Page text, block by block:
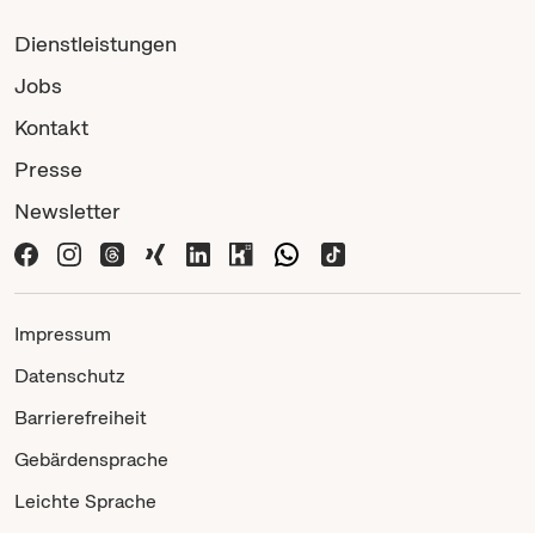
Dienstleistungen
Jobs
Kontakt
Presse
Newsletter
Impressum
Datenschutz
Barrierefreiheit
Gebärdensprache
Leichte Sprache